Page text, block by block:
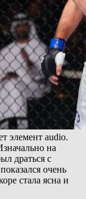
элемент audio.
на
драться с
очень
стала ясна и